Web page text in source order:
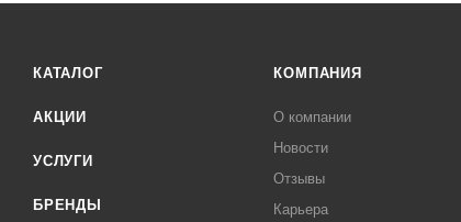
КАТАЛОГ
АКЦИИ
УСЛУГИ
БРЕНДЫ
КОМПАНИЯ
О компании
Новости
Отзывы
Карьера